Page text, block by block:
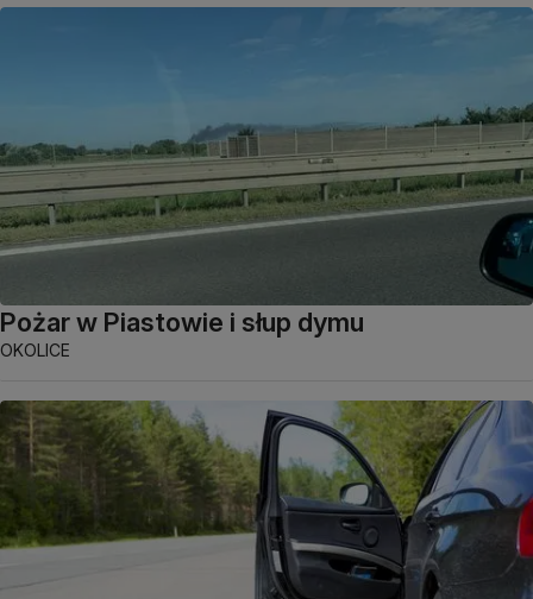
Pożar w Piastowie i słup dymu
OKOLICE